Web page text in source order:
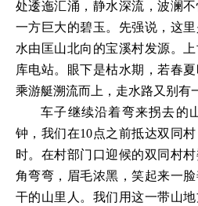
处逶迤汇涌，静水深流，波澜
一方巨大的碧玉。先强说，这
水由匡山北向的宝溪村发源。
库电站。眼下是枯水期，若春
乘游艇溯流而上，走水路又别有
车子继续沿着弯来拐去的
钟，我们在10点之前抵达双同
时。在村部门口迎候的双同村
角弯弯，眉毛浓黑，笑起来一
干的山里人。我们用这一带山